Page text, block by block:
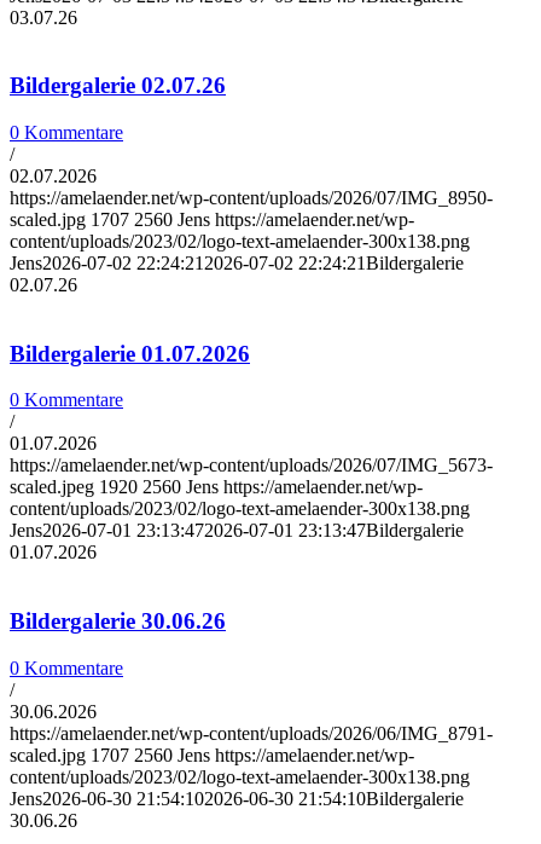
03.07.26
Bildergalerie 02.07.26
0 Kommentare
/
02.07.2026
https://amelaender.net/wp-content/uploads/2026/07/IMG_8950-
scaled.jpg 1707 2560 Jens https://amelaender.net/wp-
content/uploads/2023/02/logo-text-amelaender-300x138.png
Jens2026-07-02 22:24:21 2026-07-02 22:24:21Bildergalerie
02.07.26
Bildergalerie 01.07.2026
0 Kommentare
/
01.07.2026
https://amelaender.net/wp-content/uploads/2026/07/IMG_5673-
scaled.jpeg 1920 2560 Jens https://amelaender.net/wp-
content/uploads/2023/02/logo-text-amelaender-300x138.png
Jens2026-07-01 23:13:472026-07-01 23:13:47Bildergalerie
01.07.2026
Bildergalerie 30.06.26
0 Kommentare
/
30.06.2026
https://amelaender.net/wp-content/uploads/2026/06/IMG_8791-
scaled.jpg 1707 2560 Jens https://amelaender.net/wp-
content/uploads/2023/02/logo-text-amelaender-300x138.png
Jens2026-06-30 21:54:102026-06-30 21:54:10Bildergalerie
30.06.26